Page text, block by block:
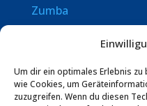
Um dir ein optimales Erlebnis
wie Cookies, um
zuzugreifen. Wenn du diesen
Zumba
Senioren
Rechtliches
Datenschutz